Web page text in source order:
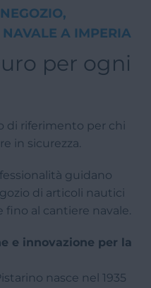
A IMPERIA
per ogni
di riferimento per chi
in sicurezza.
guidano
di articoli nautici
fino al cantiere navale.
e innovazione per la
nasce nel 1935